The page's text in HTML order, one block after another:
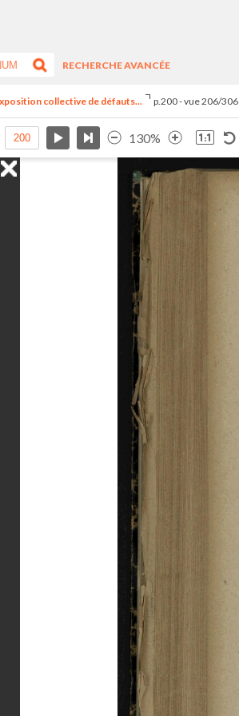
RECHERCHE AVANCÉE
collective de défauts... p.200 - vue 206/306
130%